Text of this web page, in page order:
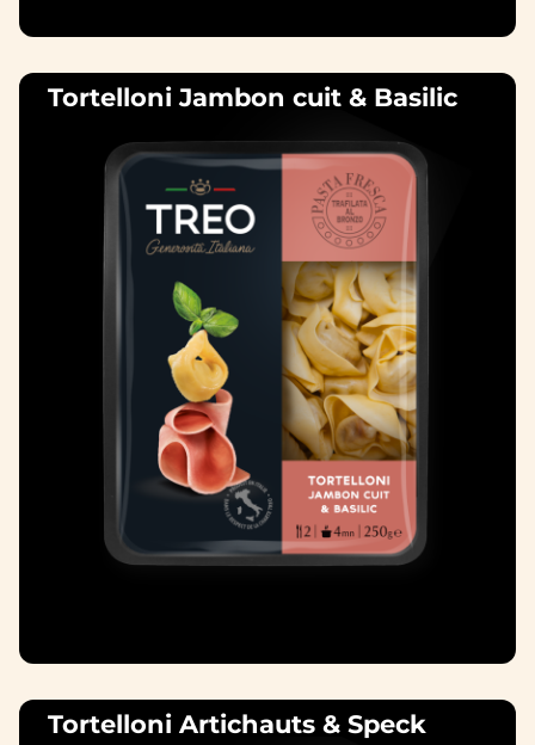
Tortelloni Jambon cuit & Basilic
Tortelloni Artichauts & Speck